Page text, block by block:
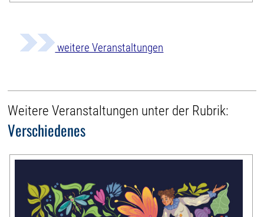
weitere Veranstaltungen
Weitere Veranstaltungen unter der Rubrik:
Verschiedenes